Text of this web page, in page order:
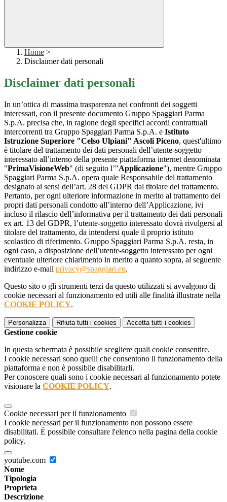
Home >
Disclaimer dati personali
Disclaimer dati personali
In un’ottica di massima trasparenza nei confronti dei soggetti
interessati, con il presente documento Gruppo Spaggiari Parma
S.p.A. precisa che, in ragione degli specifici accordi contrattuali
intercorrenti tra Gruppo Spaggiari Parma S.p.A. e Istituto
Istruzione Superiore "Celso Ulpiani" Ascoli Piceno, quest'ultimo
è titolare del trattamento dei dati personali dell’utente-soggetto
interessato all’interno della presente piattaforma internet denominata
"PrimaVisioneWeb" (di seguito l’"Applicazione"), mentre Gruppo
Spaggiari Parma S.p.A. opera quale Responsabile del trattamento
designato ai sensi dell’art. 28 del GDPR dal titolare del trattamento.
Pertanto, per ogni ulteriore informazione in merito al trattamento dei
propri dati personali condotto all’interno dell’Applicazione, ivi
incluso il rilascio dell’informativa per il trattamento dei dati personali
ex art. 13 del GDPR, l’utente-soggetto interessato dovrà rivolgersi al
titolare del trattamento, da intendersi quale il proprio istituto
scolastico di riferimento. Gruppo Spaggiari Parma S.p.A. resta, in
ogni caso, a disposizione dell’utente-soggetto interessato per ogni
eventuale ulteriore chiarimento in merito a quanto sopra, al seguente
indirizzo e-mail privacy@spaggiari.eu.
Questo sito o gli strumenti terzi da questo utilizzati si avvalgono di
cookie necessari al funzionamento ed utili alle finalità illustrate nella
COOKIE POLICY.
Personalizza Rifiuta tutti i cookies Accetta tutti i cookies
Gestione cookie
In questa schermata è possibile scegliere quali cookie consentire.
I cookie necessari sono quelli che consentono il funzionamento della
piattaforma e non è possibile disabilitarli.
Per conoscere quali sono i cookie necessari al funzionamento potete
visionare la COOKIE POLICY.
Cookie necessari per il funzionamento
I cookie necessari per il funzionamento non possono essere
disabilitati. È possibile consultare l'elenco nella pagina della cookie
policy.
youtube.com
Nome
Tipologia
Proprieta
Descrizione